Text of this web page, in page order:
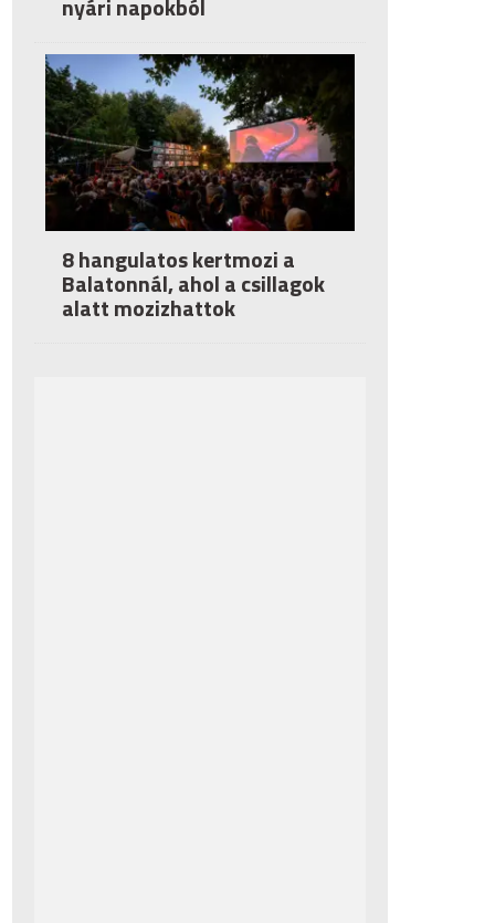
nyári napokból
8 hangulatos kertmozi a
Balatonnál, ahol a csillagok
alatt mozizhattok